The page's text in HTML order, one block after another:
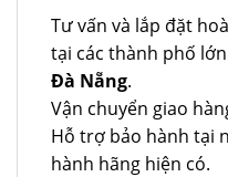
Tư vấn và lắp đặt
tại các thành phố
Đà Nẵng.
Vận chuyển giao
Hỗ trợ bảo hành tại
hành hãng hiện có.